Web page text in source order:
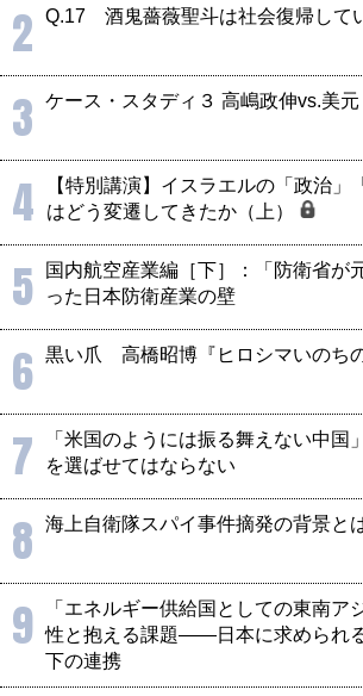
2 Q.17 酒鬼薔薇聖斗は社会復帰して
3 ケース・スタディ３ 高嶋政伸vs.美元
4
【特別講演】イスラエルの「政治」
はどう変遷してきたか（上）
5
国内航空産業編［下］：「防衛省が
った日本防衛産業の壁
6 黒い爪 高橋昭博『ヒロシマいのち
7
「米国のようには振る舞えない中国
を選ばせてはならない
8 海上自衛隊スパイ事件摘発の背景と
9
「エネルギー供給国としての東南ア
性と抱える課題――日本に求められ
下の連携